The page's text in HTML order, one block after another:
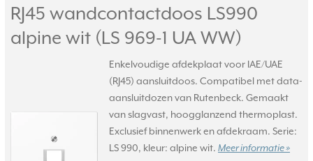
RJ45 wandcontactdoos LS990
alpine wit (LS 969-1 UA WW)
Enkelvoudige afdekplaat voor IAE/UAE
(RJ45) aansluitdoos. Compatibel met data-
aansluitdozen van Rutenbeck. Gemaakt
van slagvast, hoogglanzend thermoplast.
Exclusief binnenwerk en afdekraam. Serie:
LS 990, kleur: alpine wit. Meer informatie »